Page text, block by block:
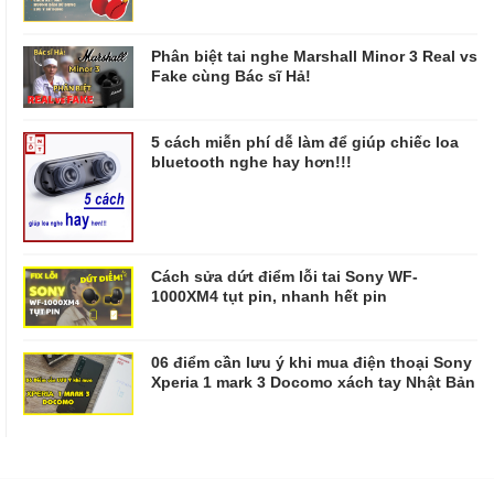
Phân biệt tai nghe Marshall Minor 3 Real vs
Fake cùng Bác sĩ Hả!
5 cách miễn phí dễ làm để giúp chiếc loa
bluetooth nghe hay hơn!!!
Cách sửa dứt điểm lỗi tai Sony WF-
1000XM4 tụt pin, nhanh hết pin
06 điểm cần lưu ý khi mua điện thoại Sony
Xperia 1 mark 3 Docomo xách tay Nhật Bản